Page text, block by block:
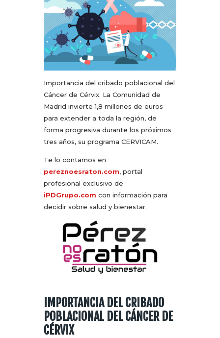
Importancia del cribado poblacional del
Cáncer de Cérvix. La Comunidad de
Madrid invierte 1,8 millones de euros
para extender a toda la región, de
forma progresiva durante los próximos
tres años, su programa CERVICAM.
Te lo contamos en
pereznoesraton.com, portal
profesional exclusivo de
iPDGrupo.com con información para
decidir sobre salud y bienestar.
IMPORTANCIA DEL CRIBADO
POBLACIONAL DEL CÁNCER DE
CÉRVIX